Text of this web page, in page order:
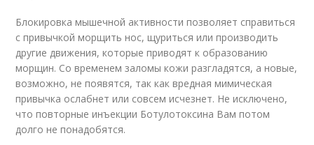
Блокировка мышечной активности позволяет справиться
с привычкой морщить нос, щуриться или производить
другие движения, которые приводят к образованию
морщин. Со временем заломы кожи разгладятся, а новые,
возможно, не появятся, так как вредная мимическая
привычка ослабнет или совсем исчезнет. Не исключено,
что повторные инъекции Ботулотоксина Вам потом
долго не понадобятся.